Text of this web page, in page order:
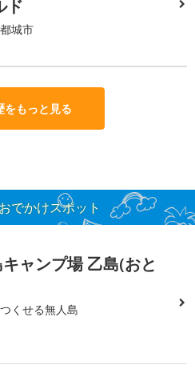
ド
城市
をもっと見る
でかけスポット
ャンプ場 乙島(おと
くせる無人島